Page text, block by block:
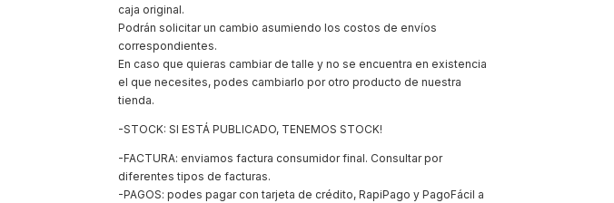
caja original.
Podrán solicitar un cambio asumiendo los costos de envíos
correspondientes.
En caso que quieras cambiar de talle y no se encuentra en existencia
el que necesites, podes cambiarlo por otro producto de nuestra
tienda.
-STOCK: SI ESTÁ PUBLICADO, TENEMOS STOCK!
-FACTURA: enviamos factura consumidor final. Consultar por
diferentes tipos de facturas.
-PAGOS: podes pagar con tarjeta de crédito, RapiPago y PagoFácil a